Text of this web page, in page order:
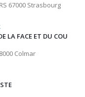
67000 Strasbourg
LA FACE ET DU COU
Colmar